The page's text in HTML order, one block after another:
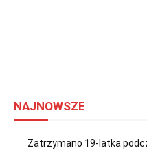
NAJNOWSZE
Zatrzymano 19-latka